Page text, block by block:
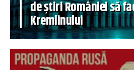
de știri României să
Kremlinului